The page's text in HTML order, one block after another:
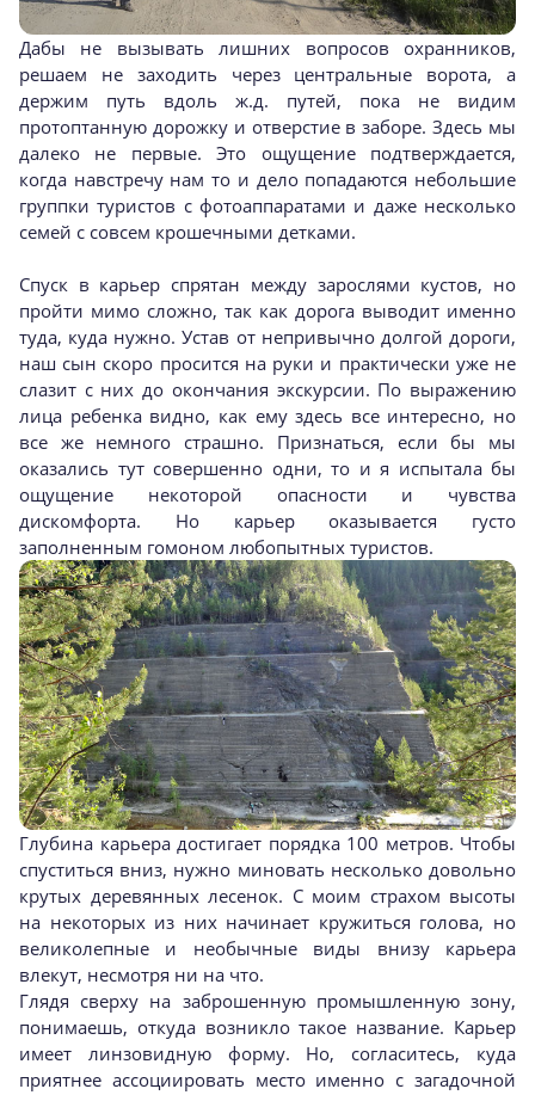
Дабы не вызывать лишних вопросов охранников,
решаем не заходить через центральные ворота, а
держим путь вдоль ж.д. путей, пока не видим
протоптанную дорожку и отверстие в заборе. Здесь мы
далеко не первые. Это ощущение подтверждается,
когда навстречу нам то и дело попадаются небольшие
группки туристов с фотоаппаратами и даже несколько
семей с совсем крошечными детками.
Спуск в карьер спрятан между зарослями кустов, но
пройти мимо сложно, так как дорога выводит именно
туда, куда нужно. Устав от непривычно долгой дороги,
наш сын скоро просится на руки и практически уже не
слазит с них до окончания экскурсии. По выражению
лица ребенка видно, как ему здесь все интересно, но
все же немного страшно. Признаться, если бы мы
оказались тут совершенно одни, то и я испытала бы
ощущение некоторой опасности и чувства
дискомфорта. Но карьер оказывается густо
заполненным гомоном любопытных туристов.
Глубина карьера достигает порядка 100 метров. Чтобы
спуститься вниз, нужно миновать несколько довольно
крутых деревянных лесенок. С моим страхом высоты
на некоторых из них начинает кружиться голова, но
великолепные и необычные виды внизу карьера
влекут, несмотря ни на что.
Глядя сверху на заброшенную промышленную зону,
понимаешь, откуда возникло такое название. Карьер
имеет линзовидную форму. Но, согласитесь, куда
приятнее ассоциировать место именно с загадочной